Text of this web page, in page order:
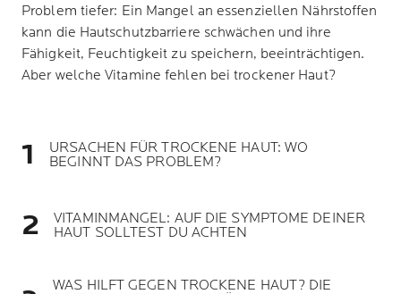
Problem tiefer: Ein Mangel an essenziellen Nährstoffen
kann die Hautschutzbarriere schwächen und ihre
Fähigkeit, Feuchtigkeit zu speichern, beeinträchtigen.
Aber welche Vitamine fehlen bei trockener Haut?
URSACHEN FÜR TROCKENE HAUT: WO
BEGINNT DAS PROBLEM?
VITAMINMANGEL: AUF DIE SYMPTOME DEINER
HAUT SOLLTEST DU ACHTEN
WAS HILFT GEGEN TROCKENE HAUT? DIE